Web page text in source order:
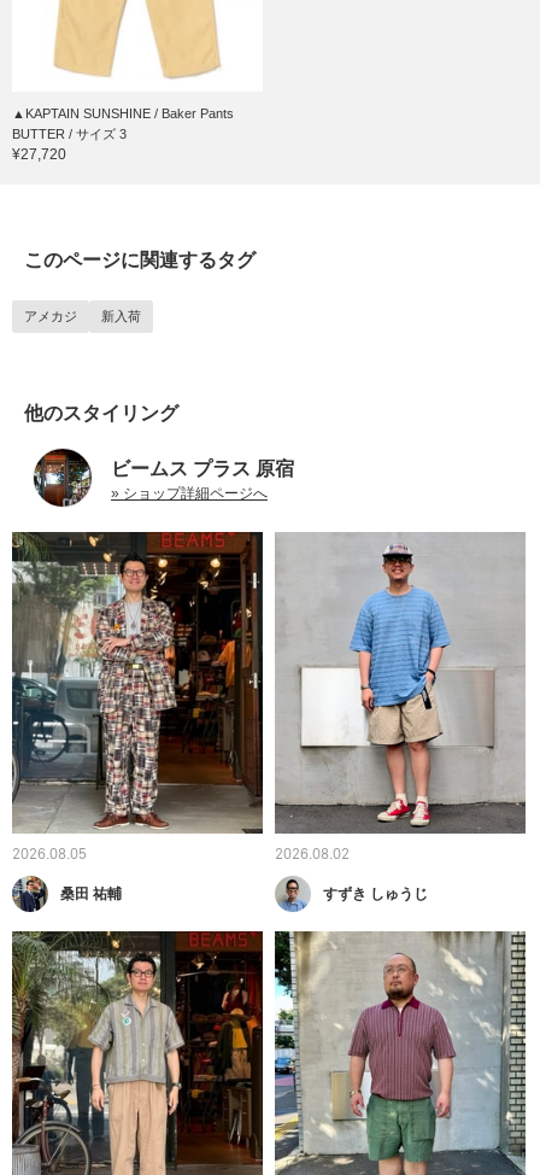
▲KAPTAIN SUNSHINE / Baker Pants
BUTTER / サイズ 3
¥27,720
このページに関連するタグ
アメカジ 新入荷
他のスタイリング
ビームス プラス 原宿
» ショップ詳細ページへ
2026.08.05
桑田 祐輔
2026.08.02
すずき しゅうじ